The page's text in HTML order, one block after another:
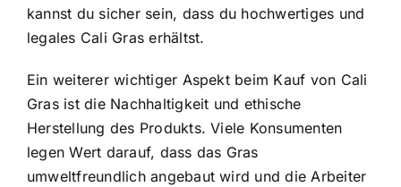
kannst du sicher sein, dass du hochwertiges und
legales Cali Gras erhältst.
Ein weiterer wichtiger Aspekt beim Kauf von Cali
Gras ist die Nachhaltigkeit und ethische
Herstellung des Produkts. Viele Konsumenten
legen Wert darauf, dass das Gras
umweltfreundlich angebaut wird und die Arbeiter